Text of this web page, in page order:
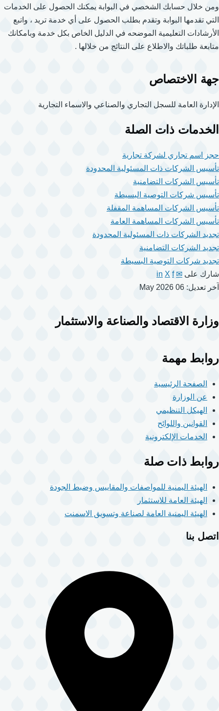
ومن خلال حسابك الشخصي في البوابة يمكنك الحصول على الخدمات
التي تقدمها البوابة وتقدم بطلب الحصول على أي خدمة تريد ، واتبع
الأرشادات التعليمية الموضحه في الدليل الخاص بكل خدمة وبامكانك
متابعة طلباتك والاطلاع على النتائج من خلالها .
جهة الاختصاص
الإدارة العامة للسجل التجاري والصناعي والاسماء التجارية
الخدمات ذات الصلة
حجز اسم تجاري لشركة تجارية
تأسيس الشركات ذات المسئولية المحدودة
تأسيس الشركات التضامنية
تأسيس شركات التوصية البسيطة
تأسيس الشركات المساهمة المقفلة
تأسيس الشركات المساهمة العامة
تجديد الشركات ذات المسئولية المحدودة
تجديد الشركات التضامنية
تجديد شركات التوصية البسيطة
شارك على ✉
in X f
آخر تعديل: 06 May 2026
وزارة الاقتصاد والصناعة والاستثمار
روابط مهمة
الصفحة الرئيسية
عن الوزارة
الهيكل التنظيمي
القوانين واللوائح
الخدمات الإلكترونية
روابط ذات صلة
الهيئة اليمنية للمواصفات والمقاييس وضبط الجودة
الهيئة العامة للاستثمار
الهيئة اليمنية العامة لصناعة وتسويق الاسمنت
اتصل بنا